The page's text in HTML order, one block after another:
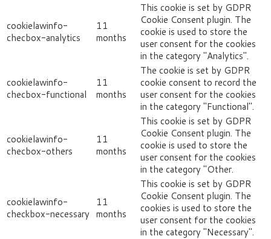
cookielawinfo-
checbox-analytics
11
months
This cookie is set by GDPR
Cookie Consent plugin. The
cookie is used to store the
user consent for the cookies
in the category "Analytics".
cookielawinfo-
checbox-functional
11
months
The cookie is set by GDPR
cookie consent to record the
user consent for the cookies
in the category "Functional".
cookielawinfo-
checbox-others
11
months
This cookie is set by GDPR
Cookie Consent plugin. The
cookie is used to store the
user consent for the cookies
in the category "Other.
cookielawinfo-
checkbox-necessary
11
months
This cookie is set by GDPR
Cookie Consent plugin. The
cookies is used to store the
user consent for the cookies
in the category "Necessary".